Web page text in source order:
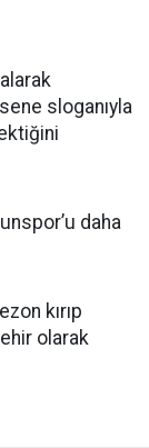
sloganıyla
daha
kırıp
olarak